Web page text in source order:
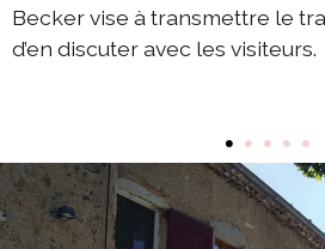
2020 échange Die-Berlin
2020 échange Berlin-Die
2019 échange Die-Berlin
2019 échange Berlin-Die
2019 programme d'été
Becker vise à transmettre le
d’en discuter avec les visiteurs.
• • • • •